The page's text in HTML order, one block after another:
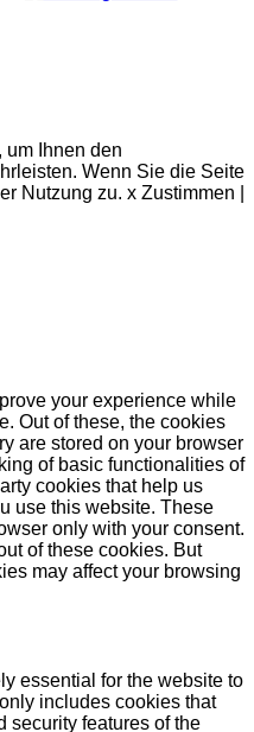
um Ihnen den
Wenn Sie die Seite
Nutzung zu. x Zustimmen
your experience while
Out of these, the cookies
are stored on your browser
of basic functionalities of
cookies that help us
use this website. These
only with your consent.
of these cookies. But
may affect your browsing
essential for the website to
includes cookies that
security features of the